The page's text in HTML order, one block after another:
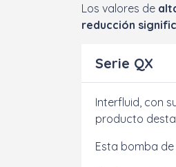
Los valores de
reducción
Serie QX
Interfluid, con
producto
Esta bomba